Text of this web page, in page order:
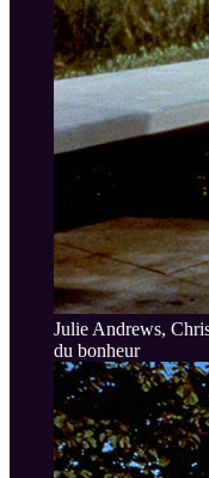
Julie Andrews,
du bonheur